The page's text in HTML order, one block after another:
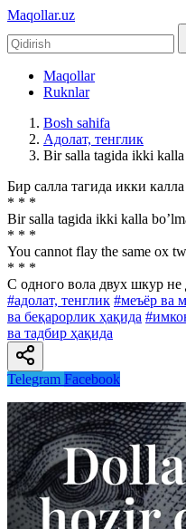
Maqollar.uz
Maqollar
Ruknlar
Bosh sahifa
Адолат, тенглик
Bir salla tagida ikki
Бир салла тагида икки
* * *
Bir salla tagida ikki kalla
* * *
You cannot flay the same ox
* * *
С одного вола двух шкур не
#адолат, тенглик #меъёр ва
ва беқарорлик ҳақида
ва тадбир ҳақида
Telegram Facebook